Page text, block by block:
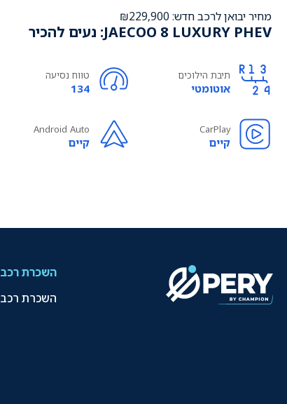
מחיר יבואן לרכב חדש: ₪229,900
JAECOO 8 LUXURY PHEV: נעים להכיר
תיבת הילוכים
אוטומטי
טווח נסיעה
134
CarPlay
קיים
Android Auto
קיים
השכרת רכב
השכרת רכב